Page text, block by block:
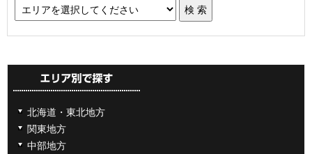
北海道・東北地方
関東地方
中部地方